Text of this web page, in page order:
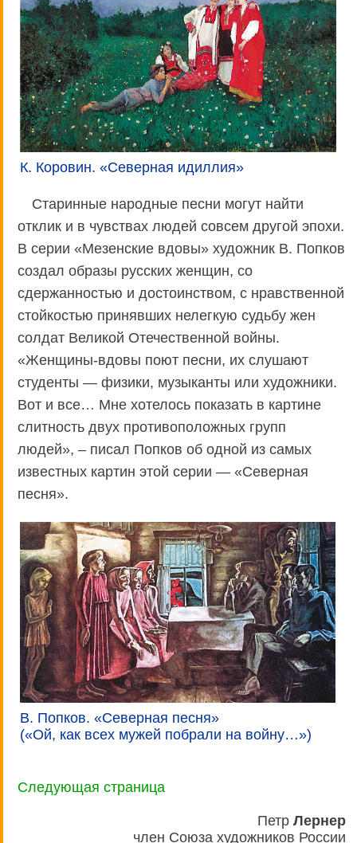
К. Коровин. «Северная идиллия»
Старинные народные песни могут найти
отклик и в чувствах людей совсем другой эпохи.
В серии «Мезенские вдовы» художник В. Попков
создал образы русских женщин, со
сдержанностью и достоинством, с нравственной
стойкостью принявших нелегкую судьбу жен
солдат Великой Отечественной войны.
«Женщины-вдовы поют песни, их слушают
студенты — физики, музыканты или художники.
Вот и все… Мне хотелось показать в картине
слитность двух противоположных групп
людей», – писал Попков об одной из самых
известных картин этой серии — «Северная
песня».
В. Попков. «Северная песня»
(«Ой, как всех мужей побрали на войну…»)
Следующая страница
Петр Лернер
член Союза художников России